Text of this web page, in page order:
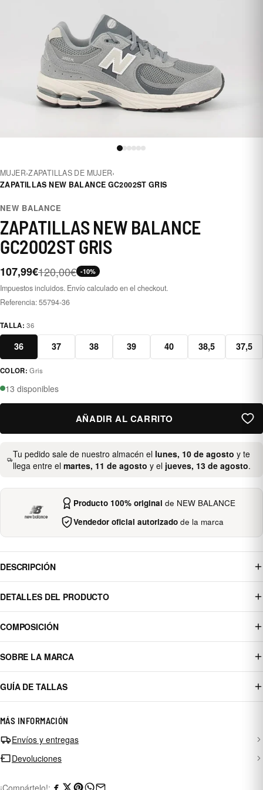
MUJER›ZAPATILLAS DE MUJER›
ZAPATILLAS NEW BALANCE GC2002ST GRIS
NEW BALANCE
ZAPATILLAS NEW BALANCE
GC2002ST GRIS
107,99€120,00€ -10%
Impuestos incluidos. Envío calculado en el checkout.
Referencia:55794-36
TALLA:36
36 37 38 39 40 38,5 37,5
gris
COLOR:Gris
13 disponibles
AÑADIR AL CARRITO
Tu pedido sale de nuestro almacén el lunes, 10 de agosto y te
llega entre elmartes, 11 de agosto y el jueves, 13 de agosto.
Producto 100% original de NEW BALANCE
Vendedor oficial autorizadode la marca
DESCRIPCIÓN
DETALLES DEL PRODUCTO
COMPOSICIÓN
SOBRE LA MARCA
GUÍA DE TALLAS
MÁS INFORMACIÓN
Envíos y entregas
Devoluciones
¡Compártelo!: